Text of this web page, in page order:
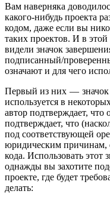
Вам наверняка
какого-нибудь проекта
кодом, даже если вы
таких проектов. И в
видели значок
подписанный/
означают и для чего
Первый из них —
используется в
автор подтверждает, что
подтверждает, что
под соответствующей
юридическим причинам,
кода. Использовать этот
однажды вы захотите
проекте, где будет
делать: